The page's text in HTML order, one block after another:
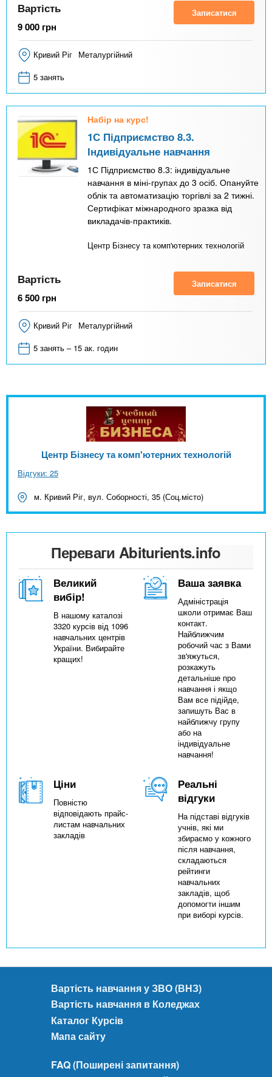
Вартість
9 000 грн
Записатися
Кривий Ріг Металургійний
5 занять
Набір на курс!
1С Підприємство 8.3.
Індивідуальне навчання
1С Підприємство 8.3: індивідуальне
навчання в міні-групах до 3 осіб. Опануйте
облік та автоматизацію торгівлі за 2 тижні.
Сертифікат міжнародного зразка від
викладачів-практиків.
Центр Бізнесу та комп'ютерних технологій
Вартість
6 500 грн
Записатися
Кривий Ріг Металургійний
5 занять – 15 ак. годин
Центр Бізнесу та комп'ютерних технологій
Відгуки: 25
м. Кривий Ріг, вул. Соборності, 35 (Соц.місто)
Переваги Abiturients.info
Великий
вибір!
В нашому каталозі
3320 курсів від 1096
навчальних центрів
України. Вибирайте
кращих!
Ваша заявка
Адміністрація
школи отримає Ваш
контакт.
Найближчим
робочий час з Вами
зв'яжуться,
розкажуть
детальніше про
навчання і якщо
Вам все підійде,
запишуть Вас в
найближчу групу
або на
індивідуальне
навчання!
Ціни
Повністю
відповідають прайс-
листам навчальних
закладів
Реальні
відгуки
На підставі відгуків
учнів, які ми
збираємо у кожного
після навчання,
складаються
рейтинги
навчальних
закладів, щоб
допомогти іншим
при виборі курсів.
Вартість навчання у ЗВО (ВНЗ)
Вартість навчання в Коледжах
Каталог Курсів
Мапа сайту
FAQ (Поширені запитання)